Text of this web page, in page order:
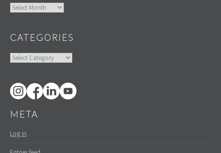
Archives
CATEGORIES
Categories
META
Log in